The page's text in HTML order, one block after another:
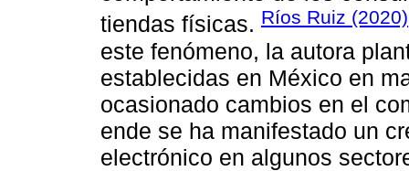
tiendas físicas. Ríos Ruiz (2020)
este fenómeno, la autora
establecidas en México en
ocasionado cambios en el
ende se ha manifestado un
electrónico en algunos